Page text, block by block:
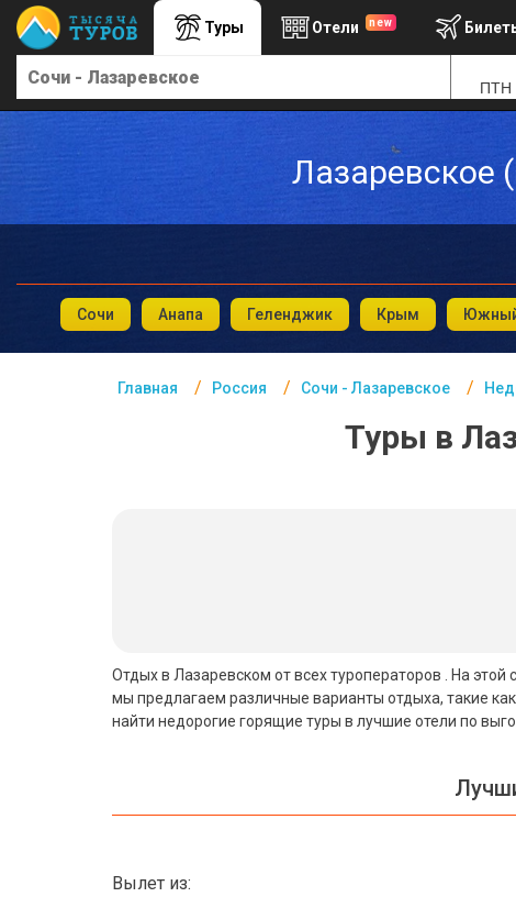
Туры Отели new
ПТН
Лазаревское
Сочи Анапа Геленджик Крым
Главная Россия Сочи - Лазаревское
Туры в
Отдых в Лазаревском от всех туроператоров . На
мы предлагаем различные варианты отдыха, такие
найти недорогие горящие туры в лучшие отели по
Вылет из:
Главная
Подборки отелей
Таиланд
ОАЭ
Северный Гоа
Южный Гоа
Кав Мин Воды